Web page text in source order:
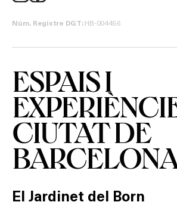
SPAS
SALES
Activitats
Núm. Registre DGT: HB-004456
ESPAIS I
CIUTAT DE
El Jardinet del Born